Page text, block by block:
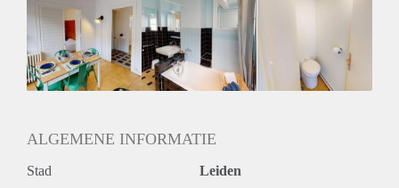
Niet mogelijk
Inkomen eis
N.V.T.
Huurtermijn
Onbepaalde termijn
ALGEMENE INFORMATIE
Stad Leiden